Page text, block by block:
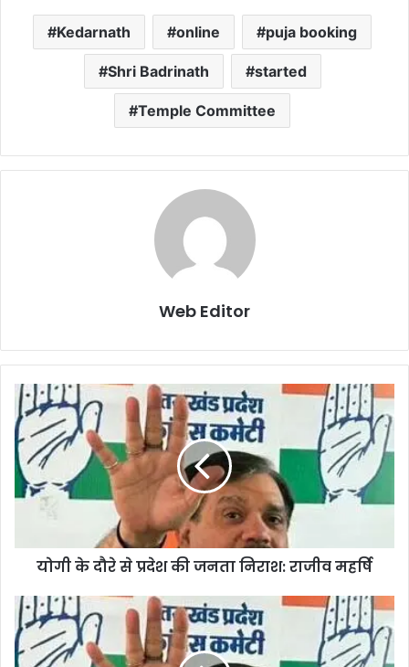
Kedarnath online puja booking
Shri Badrinath started
Temple Committee
Web Editor
योगी के दौरे से प्रदेश की जनता निराश: राजीव महर्षि